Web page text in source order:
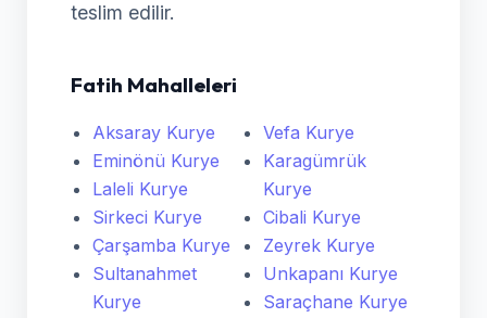
teslim edilir.
Fatih Mahalleleri
Aksaray Kurye
Eminönü Kurye
Laleli Kurye
Sirkeci Kurye
Çarşamba Kurye
Sultanahmet
Kurye
Vefa Kurye
Karagümrük
Kurye
Cibali Kurye
Zeyrek Kurye
Unkapanı Kurye
Saraçhane Kurye